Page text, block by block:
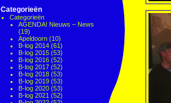
Categorieën
Categorieën
AGENDA! Nieuws – News
(19)
Apeldoorn (10)
B-log 2014 (61)
B-log 2015 (53)
B-log 2016 (52)
B-log 2017 (52)
B-log 2018 (53)
B-log 2019 (53)
B-log 2020 (53)
B-log 2021 (52)